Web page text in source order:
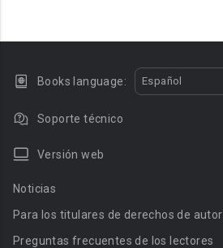
Books language: Español
Soporte técnico
Versión web
Noticias
Para los titulares de derechos de autor
Preguntas frecuentes de los lectores